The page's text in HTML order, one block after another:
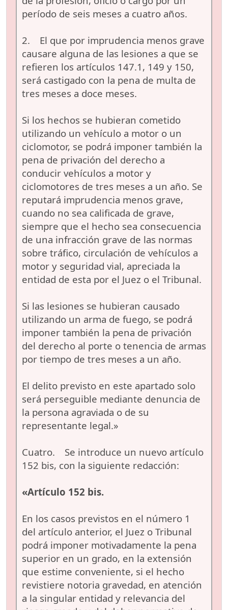
período de seis meses a cuatro años.
2. El que por imprudencia menos grave
causare alguna de las lesiones a que se
refieren los artículos 147.1, 149 y 150,
será castigado con la pena de multa de
tres meses a doce meses.
Si los hechos se hubieran cometido
utilizando un vehículo a motor o un
ciclomotor, se podrá imponer también la
pena de privación del derecho a
conducir vehículos a motor y
ciclomotores de tres meses a un año. Se
reputará imprudencia menos grave,
cuando no sea calificada de grave,
siempre que el hecho sea consecuencia
de una infracción grave de las normas
sobre tráfico, circulación de vehículos a
motor y seguridad vial, apreciada la
entidad de esta por el Juez o el Tribunal.
Si las lesiones se hubieran causado
utilizando un arma de fuego, se podrá
imponer también la pena de privación
del derecho al porte o tenencia de armas
por tiempo de tres meses a un año.
El delito previsto en este apartado solo
será perseguible mediante denuncia de
la persona agraviada o de su
representante legal.»
Cuatro. Se introduce un nuevo artículo
152 bis, con la siguiente redacción:
«Artículo 152 bis.
En los casos previstos en el número 1
del artículo anterior, el Juez o Tribunal
podrá imponer motivadamente la pena
superior en un grado, en la extensión
que estime conveniente, si el hecho
revistiere notoria gravedad, en atención
a la singular entidad y relevancia del